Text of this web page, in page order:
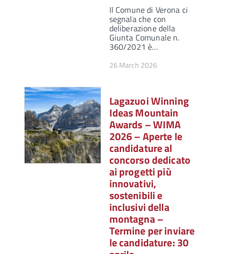
Il Comune di Verona ci
segnala che con
deliberazione della
Giunta Comunale n.
360/2021 è…
26 March 2026
Lagazuoi Winning
Ideas Mountain
Awards – WIMA
2026 – Aperte le
candidature al
concorso dedicato
ai progetti più
innovativi,
sostenibili e
inclusivi della
montagna –
Termine per inviare
le candidature: 30